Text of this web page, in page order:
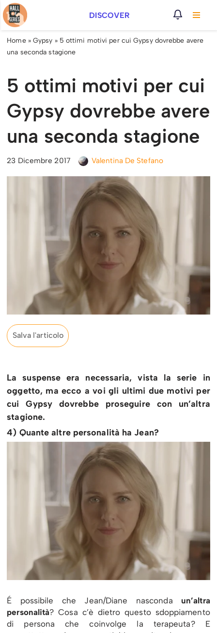
Vai
al
contenuto
DISCOVER
Home» Gypsy » 5 ottimi motivi per cui Gypsy dovrebbe avere
una seconda stagione
5 ottimi motivi per cui
Gypsy dovrebbe avere
una seconda stagione
23 Dicembre 2017 Valentina De Stefano
Salva l'articolo
La suspense era necessaria, vista la serie in
oggetto, ma ecco a voi gli ultimi due motivi per
cui Gypsy dovrebbe proseguire con un’altra
stagione.
4) Quante altre personalità ha Jean?
É possibile che Jean/Diane nasconda un’altra
personalità? Cosa c’è dietro questo sdoppiamento
di persona che coinvolge la terapeuta? E